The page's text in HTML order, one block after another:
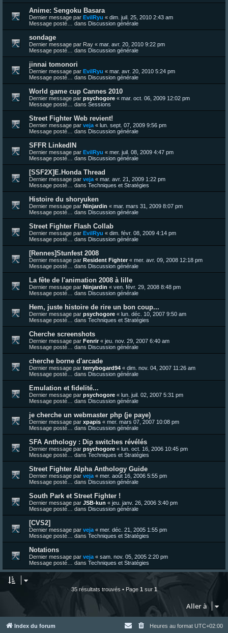
Anime: Sengoku Basara
Dernier message par EvilRyu « dim. juil. 25, 2010 2:43 am
Message posté… dans Discussion générale
sondage
Dernier message par Ray « mar. avr. 20, 2010 9:22 pm
Message posté… dans Discussion générale
jinnai tomonori
Dernier message par EvilRyu « mar. avr. 20, 2010 5:24 pm
Message posté… dans Discussion générale
World game cup Cannes 2010
Dernier message par psychogore « mar. oct. 06, 2009 12:02 pm
Message posté… dans Sessions
Street Fighter Web revient!
Dernier message par veja « lun. sept. 07, 2009 9:56 pm
Message posté… dans Discussion générale
SFFR LinkedIN
Dernier message par EvilRyu « mer. juil. 08, 2009 4:47 pm
Message posté… dans Discussion générale
[SSF2X]E.Honda Thread
Dernier message par veja « mar. avr. 21, 2009 1:22 pm
Message posté… dans Techniques et Stratégies
Histoire du shoryuken
Dernier message par Ninjardin « mar. mars 31, 2009 8:07 pm
Message posté… dans Discussion générale
Street Fighter Flash Collab
Dernier message par EvilRyu « dim. févr. 08, 2009 4:14 pm
Message posté… dans Discussion générale
[Rennes]Stunfest 2008
Dernier message par Resident Fighter« mer. avr. 09, 2008 12:18 pm
Message posté… dans Discussion générale
La fête de l'animation 2008 à lille
Dernier message par Ninjardin « ven. févr. 29, 2008 8:48 pm
Message posté… dans Discussion générale
Hem, juste histoire de rire un bon coup...
Dernier message par psychogore « lun. déc. 10, 2007 9:50 am
Message posté… dans Techniques et Stratégies
Cherche screenshots
Dernier message par Fenrir« jeu. nov. 29, 2007 6:40 am
Message posté… dans Discussion générale
cherche borne d'arcade
Dernier message par terrybogard94 « dim. nov. 04, 2007 11:26 am
Message posté… dans Discussion générale
Emulation et fidelité...
Dernier message par psychogore « lun. juil. 02, 2007 5:31 pm
Message posté… dans Discussion générale
je cherche un webmaster php (je paye)
Dernier message par xpapis « mer. mars 07, 2007 10:08 pm
Message posté… dans Discussion générale
SFA Anthology : Dip switches révélés
Dernier message par psychogore « lun. oct. 16, 2006 10:45 pm
Message posté… dans Techniques et Stratégies
Street Fighter Alpha Anthology Guide
Dernier message par veja « mer. août 16, 2006 5:55 pm
Message posté… dans Discussion générale
South Park et Street Fighter !
Dernier message par JSB-kun « jeu. janv. 26, 2006 3:40 pm
Message posté… dans Discussion générale
[CVS2]
Dernier message par veja « mer. déc. 21, 2005 1:55 pm
Message posté… dans Techniques et Stratégies
Notations
Dernier message par veja « sam. nov. 05, 2005 2:20 pm
Message posté… dans Techniques et Stratégies
35 résultats trouvés • Page 1 sur 1
Aller à
Index du forum Heures au format UTC+02:00